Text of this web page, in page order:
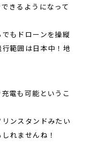
きるようになって
もドローンを操縦
範囲は日本中！地
電も可能というこ
ンスタンドみたい
れませんね！